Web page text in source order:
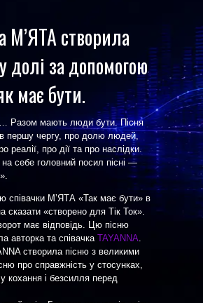
М’ЯТА створила
долі за допомогою
має бути.
Разом мають люди бути. Пісня
першу чергу, про долю людей,
реалії, про дії та про наслідки.
себе головний посил пісні —
співачки МʼЯТА «Так має бути» в
сказати «створено для Тік Ток».
має відповідь. Цю пісню
авторка та співачка TAYANNA.
створила пісню з великими
про справжність у стосунках,
кохання і безсилля перед